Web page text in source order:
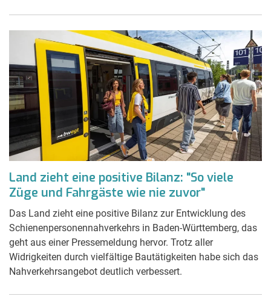
Land zieht eine positive Bilanz: "So viele
Züge und Fahrgäste wie nie zuvor"
Das Land zieht eine positive Bilanz zur Entwicklung des
Schienenpersonennahverkehrs in Baden-Württemberg, das
geht aus einer Pressemeldung hervor. Trotz aller
Widrigkeiten durch vielfältige Bautätigkeiten habe sich das
Nahverkehrsangebot deutlich verbessert.